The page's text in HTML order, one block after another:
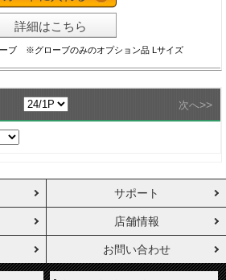
詳細はこちら
ブ ※グローブのみのオプション品 Lサイズ
次へ>>
サポート
店舗情報
お問い合わせ